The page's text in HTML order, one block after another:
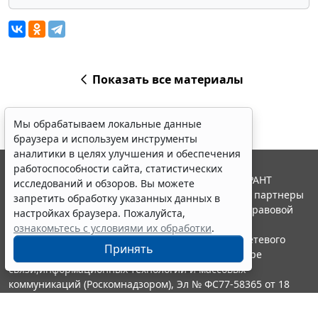
Показать все материалы
Мы обрабатываем локальные данные
браузера и используем инструменты
аналитики в целях улучшения и обеспечения
работоспособности сайта, статистических
исследований и обзоров. Вы можете
запретить обработку указанных данных в
настройках браузера. Пожалуйста,
ознакомьтесь с условиями их обработки.
Принять
© ООО "НПП "ГАРАНТ-СЕРВИС", 2026. Система ГАРАНТ
выпускается с 1990 года. Компания "Гарант" и ее партнеры
являются участниками Российской ассоциации правовой
информации ГАРАНТ.
Портал ГАРАНТ.РУ зарегистрирован в качестве сетевого
издания Федеральной службой по надзору в сфере
связи,информационных технологий и массовых
коммуникаций (Роскомнадзором), Эл № ФС77-58365 от 18